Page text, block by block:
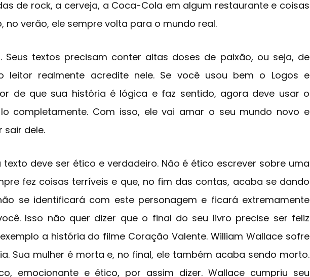
de rock, a cerveja, a Coca-Cola em algum restaurante e coisas
no verão, ele sempre volta para o mundo real.
Seus textos precisam conter altas doses de paixão, ou seja, de
leitor realmente acredite nele. Se você usou bem o Logos e
de que sua história é lógica e faz sentido, agora deve usar o
completamente. Com isso, ele vai amar o seu mundo novo e
sair dele.
texto deve ser ético e verdadeiro. Não é ético escrever sobre uma
fez coisas terríveis e que, no fim das contas, acaba se dando
se identificará com este personagem e ficará extremamente
Isso não quer dizer que o final do seu livro precise ser feliz
a história do filme Coração Valente. William Wallace sofre
Sua mulher é morta e, no final, ele também acaba sendo morto.
emocionante e ético, por assim dizer. Wallace cumpriu seu